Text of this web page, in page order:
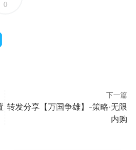
0
下一篇
转发分享【万国争雄】-策略·无限
内购